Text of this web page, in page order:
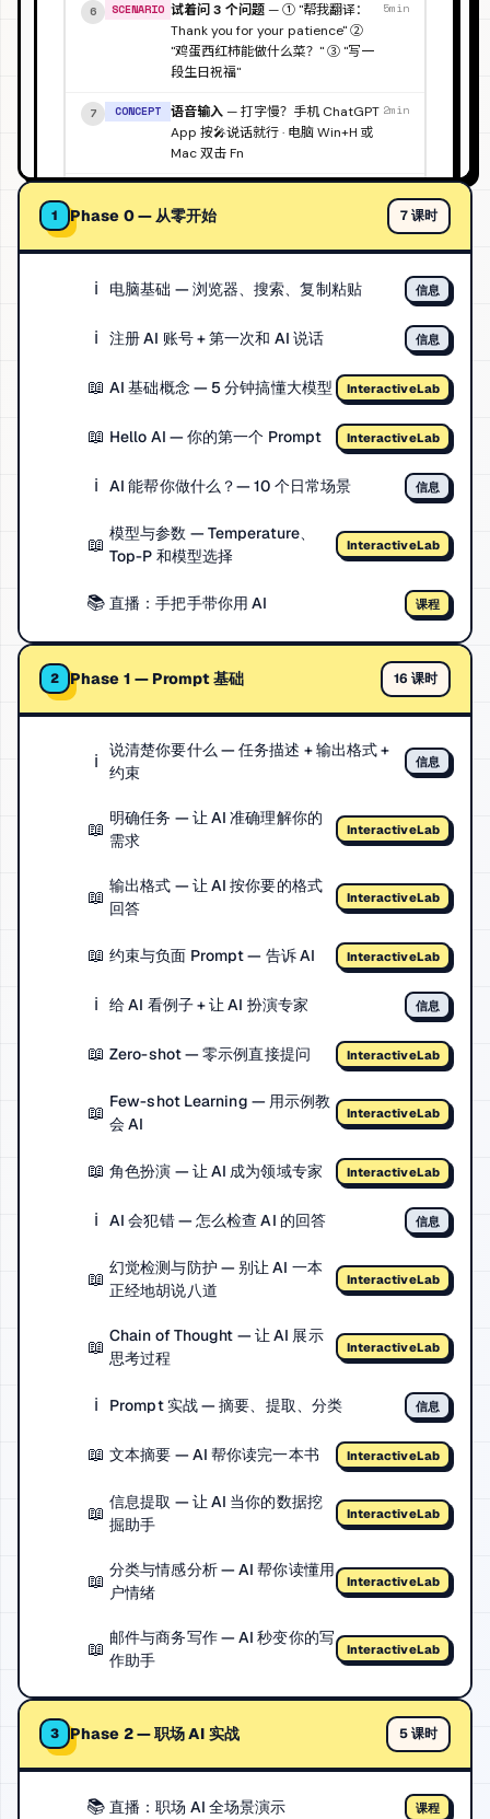
1 Phase 0 — 从零开始 7 课时
ℹ️ 电脑基础 — 浏览器、搜索、复制粘贴 信息
ℹ️ 注册 AI 账号 + 第一次和 AI 说话 信息
📖 AI 基础概念 — 5 分钟搞懂大模型 InteractiveLab
📖 Hello AI — 你的第一个 Prompt InteractiveLab
ℹ️ AI 能帮你做什么？— 10 个日常场景 信息
📖 模型与参数 — Temperature、
Top-P 和模型选择
InteractiveLab
📚 直播：手把手带你用 AI 课程
2 Phase 1 — Prompt 基础 16 课时
ℹ️
说清楚你要什么 — 任务描述 + 输出格式 +
约束
信息
📖 明确任务 — 让 AI 准确理解你的
需求
InteractiveLab
📖 输出格式 — 让 AI 按你要的格式
回答
InteractiveLab
📖 约束与负面 Prompt — 告诉 AI InteractiveLab
ℹ️ 给 AI 看例子 + 让 AI 扮演专家 信息
📖 Zero-shot — 零示例直接提问 InteractiveLab
📖 Few-shot Learning — 用示例教
会 AI
InteractiveLab
📖 角色扮演 — 让 AI 成为领域专家 InteractiveLab
ℹ️ AI 会犯错 — 怎么检查 AI 的回答 信息
📖 幻觉检测与防护 — 别让 AI 一本
正经地胡说八道
InteractiveLab
📖 Chain of Thought — 让 AI 展示
思考过程
InteractiveLab
ℹ️ Prompt 实战 — 摘要、提取、分类 信息
📖 文本摘要 — AI 帮你读完一本书 InteractiveLab
📖 信息提取 — 让 AI 当你的数据挖
掘助手
InteractiveLab
📖 分类与情感分析 — AI 帮你读懂用
户情绪
InteractiveLab
📖 邮件与商务写作 — AI 秒变你的写
作助手
InteractiveLab
3 Phase 2 — 职场 AI 实战 5 课时
📚 直播：职场 AI 全场景演示 课程